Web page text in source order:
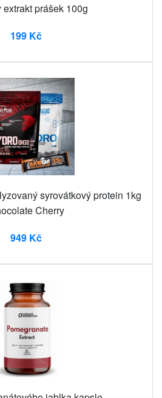
extrakt prášek 100g
199 Kč
syrovátkový protein 1kg
Cherry
949 Kč